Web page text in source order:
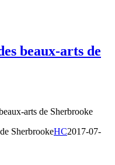
beaux-arts de
arts de Sherbrooke
SherbrookeHC2017-07-